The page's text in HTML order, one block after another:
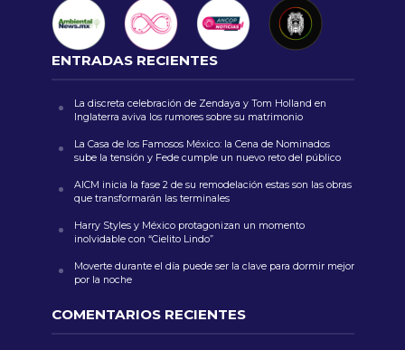
ENTRADAS RECIENTES
La discreta celebración de Zendaya y Tom Holland en
Inglaterra aviva los rumores sobre su matrimonio
La Casa de los Famosos México: la Cena de Nominados
sube la tensión y Fede cumple un nuevo reto del público
AICM inicia la fase 2 de su remodelación estas son las obras
que transformarán las terminales
Harry Styles y México protagonizan un momento
inolvidable con “Cielito Lindo”
Moverte durante el día puede ser la clave para dormir mejor
por la noche
COMENTARIOS RECIENTES